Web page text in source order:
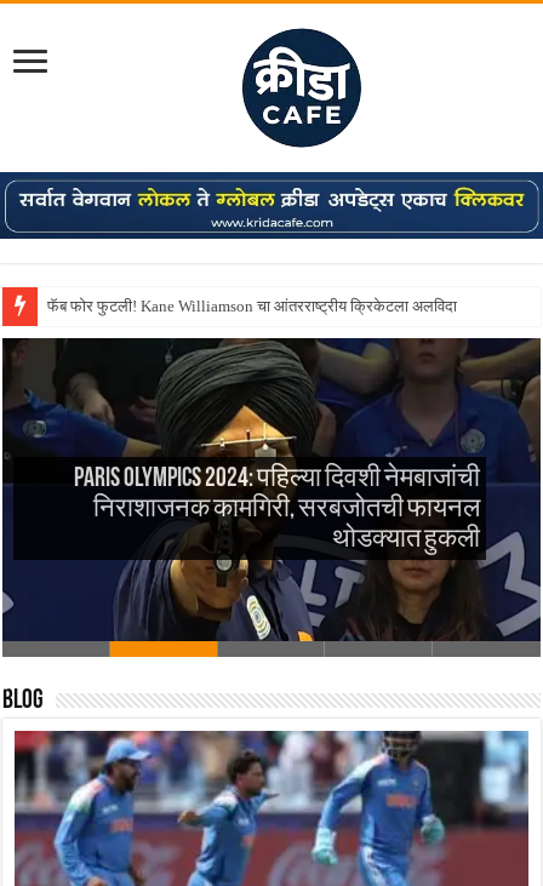
फॅब फोर फुटली! Kane Williamson चा आंतरराष्ट्रीय क्रिकेटला अलविदा
Paris Olympics 2024: पहिल्या दिवशी नेमबाजांची
निराशाजनक कामगिरी, सरबजोतची फायनल
थोडक्यात हुकली
Blog